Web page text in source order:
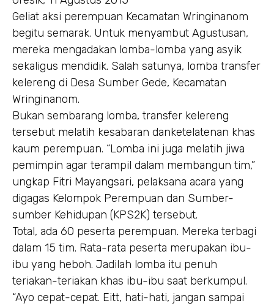
Geliat aksi perempuan Kecamatan Wringinanom
begitu semarak. Untuk menyambut Agustusan,
mereka mengadakan lomba-lomba yang asyik
sekaligus mendidik. Salah satunya, lomba transfer
kelereng di Desa Sumber Gede, Kecamatan
Wringinanom.
Bukan sembarang lomba, transfer kelereng
tersebut melatih kesabaran danketelatenan khas
kaum perempuan. “Lomba ini juga melatih jiwa
pemimpin agar terampil dalam membangun tim,”
ungkap Fitri Mayangsari, pelaksana acara yang
digagas Kelompok Perempuan dan Sumber-
sumber Kehidupan (KPS2K) tersebut.
Total, ada 60 peserta perempuan. Mereka terbagi
dalam 15 tim. Rata-rata peserta merupakan ibu-
ibu yang heboh. Jadilah lomba itu penuh
teriakan-teriakan khas ibu-ibu saat berkumpul.
“Ayo cepat-cepat. Eitt, hati-hati, jangan sampai